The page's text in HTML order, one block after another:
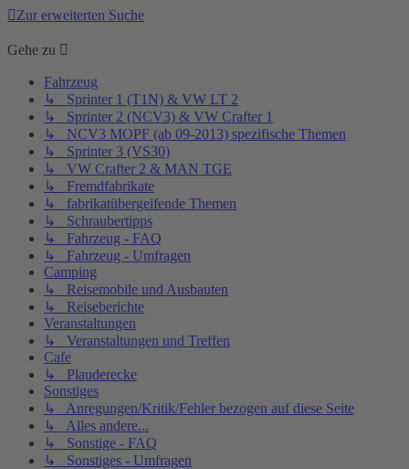
Zur erweiterten Suche
Gehe zu
Fahrzeug
↳ Sprinter 1 (T1N) & VW LT 2
↳ Sprinter 2 (NCV3) & VW Crafter 1
↳ NCV3 MOPF (ab 09-2013) spezifische Themen
↳ Sprinter 3 (VS30)
↳ VW Crafter 2 & MAN TGE
↳ Fremdfabrikate
↳ fabrikatübergeifende Themen
↳ Schraubertipps
↳ Fahrzeug - FAQ
↳ Fahrzeug - Umfragen
Camping
↳ Reisemobile und Ausbauten
↳ Reiseberichte
Veranstaltungen
↳ Veranstaltungen und Treffen
Cafe
↳ Plauderecke
Sonstiges
↳ Anregungen/Kritik/Fehler bezogen auf diese Seite
↳ Alles andere...
↳ Sonstige - FAQ
↳ Sonstiges - Umfragen